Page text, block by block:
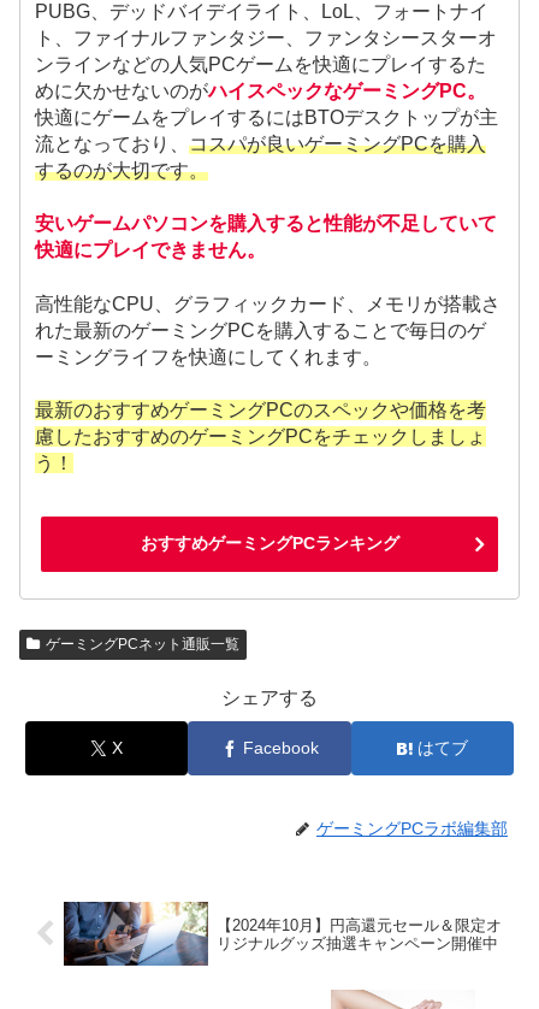
PUBG、デッドバイデイライト、LoL、フォートナイ
ト、ファイナルファンタジー、ファンタシースターオ
ンラインなどの人気PCゲームを快適にプレイするた
めに欠かせないのがハイスペックなゲーミングPC。
快適にゲームをプレイするにはBTOデスクトップが主
流となっており、コスパが良いゲーミングPCを購入
するのが大切です。
安いゲームパソコンを購入すると性能が不足していて
快適にプレイできません。
高性能なCPU、グラフィックカード、メモリが搭載さ
れた最新のゲーミングPCを購入することで毎日のゲ
ーミングライフを快適にしてくれます。
最新のおすすめゲーミングPCのスペックや価格を考
慮したおすすめのゲーミングPCをチェックしましょ
う！
おすすめゲーミングPCランキング
ゲーミングPCネット通販一覧
シェアする
X Facebook はてブ
ゲーミングPCラボ編集部
【2024年10月】円高還元セール＆限定オ
リジナルグッズ抽選キャンペーン開催中